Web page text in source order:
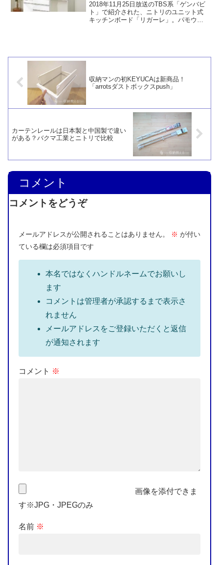
2018年11月25日放送のTBS系「ゲンバビ
ト」で紹介された、ニトリのユニット式
キッチンボード「リガーレ」。パモウナ
収納マンの初KEYUCAは新商品！
「arrotsダストボックスpush」
カーテンレールは日本製と中国製で違い
がある？バクマ工業とニトリで比較
コメント
コメントをどうぞ
メールアドレスが公開されることはありません。 ※ が付い
ている欄は必須項目です
本名ではなくハンドルネームでお願いし
ます
コメントは管理者が承認するまで表示さ
れません
メールアドレスをご登録いただくと返信
が通知されます
コメント ※
画像を添付できま
す※JPG・JPEGのみ
名前 ※